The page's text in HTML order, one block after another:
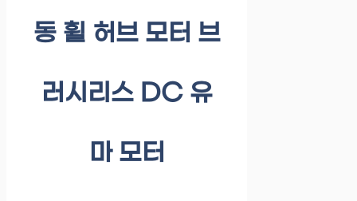
동 휠 허브 모터 브
러시리스 DC 유
마 모터